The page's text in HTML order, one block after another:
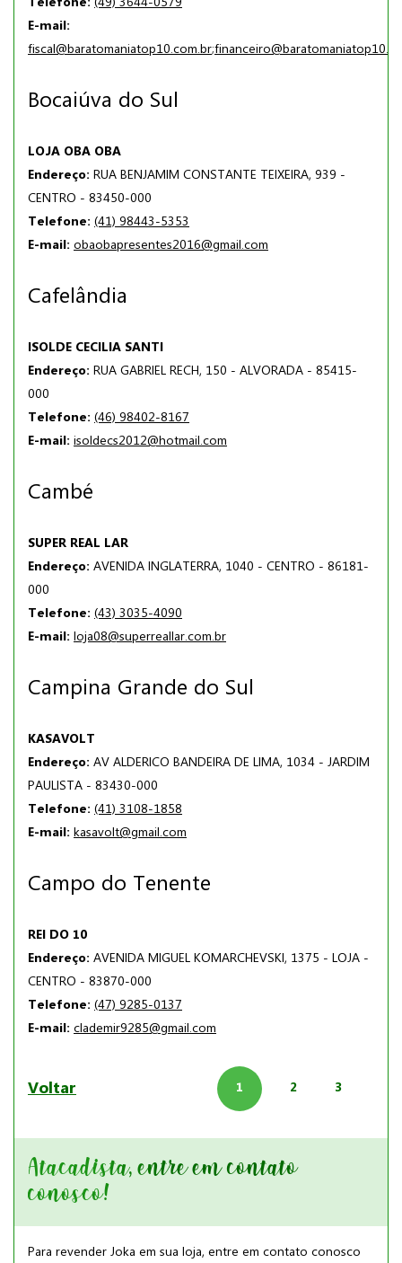
E-mail:
fiscal@baratomaniatop10.com.br;
Bocaiúva do Sul
LOJA OBA OBA
Endereço: RUA BENJAMIM CONSTANTE TEIXEIRA, 939 -
CENTRO - 83450-000
Telefone: (41) 98443-5353
E-mail: obaobapresentes2016@gmail.com
Cafelândia
ISOLDE CECILIA SANTI
Endereço: RUA GABRIEL RECH, 150 - ALVORADA - 85415-
000
Telefone: (46) 98402-8167
E-mail: isoldecs2012@hotmail.com
Cambé
SUPER REAL LAR
Endereço: AVENIDA INGLATERRA, 1040 - CENTRO - 86181-
000
Telefone: (43) 3035-4090
E-mail: loja08@superreallar.com.br
Campina Grande do Sul
KASAVOLT
Endereço: AV ALDERICO BANDEIRA DE LIMA, 1034 - JARDIM
PAULISTA - 83430-000
Telefone: (41) 3108-1858
E-mail: kasavolt@gmail.com
Campo do Tenente
REI DO 10
Endereço: AVENIDA MIGUEL KOMARCHEVSKI, 1375 - LOJA -
CENTRO - 83870-000
Telefone: (47) 9285-0137
E-mail: clademir9285@gmail.com
Voltar 1 2 3
Atacadista, entre em contato
conosco!
Para revender Joka em sua loja, entre em contato conosco